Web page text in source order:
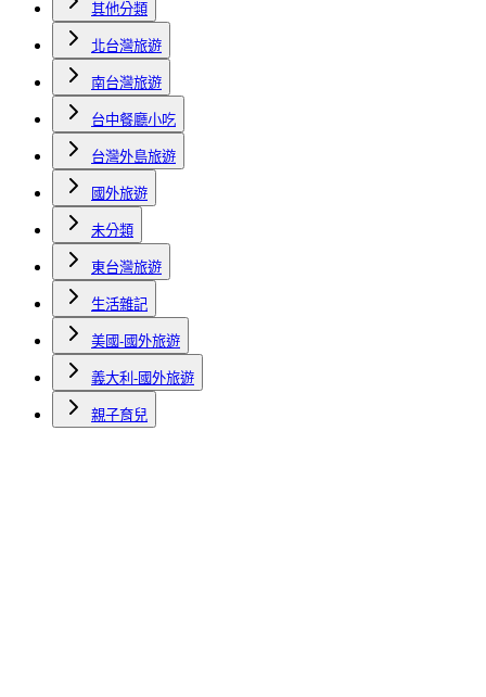
其他分類
北台灣旅遊
南台灣旅遊
台中餐廳小吃
台灣外島旅遊
國外旅遊
未分類
東台灣旅遊
生活雜記
美國-國外旅遊
義大利-國外旅遊
親子育兒